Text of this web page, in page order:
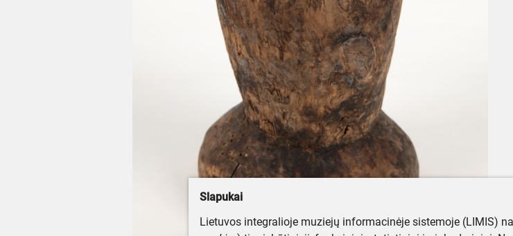
Slapukai
Lietuvos integralioje muziejų informacinėje sistemoje (LIMIS)